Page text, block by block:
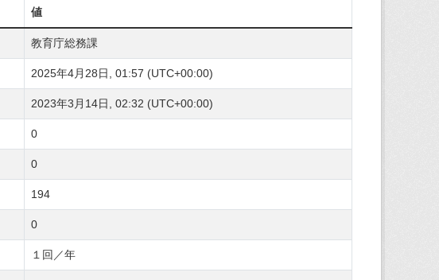
値
教育庁総務課
2025年4月28日, 01:57 (UTC+00:00)
2023年3月14日, 02:32 (UTC+00:00)
0
0
194
0
１回／年